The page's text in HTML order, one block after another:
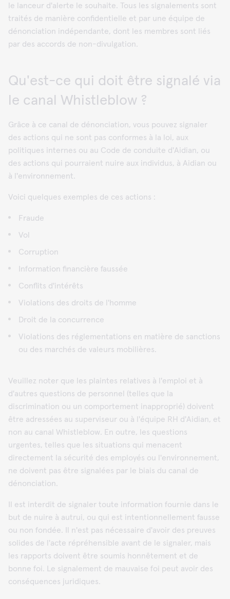
le lanceur d'alerte le souhaite. Tous les signalements sont
traités de manière confidentielle et par une équipe de
dénonciation indépendante, dont les membres sont liés
par des accords de non-divulgation.
Qu'est-ce qui doit être signalé via
le canal Whistleblow ?
Grâce à ce canal de dénonciation, vous pouvez signaler
des actions qui ne sont pas conformes à la loi, aux
politiques internes ou au Code de conduite d'Aidian, ou
des actions qui pourraient nuire aux individus, à Aidian ou
à l'environnement.
Voici quelques exemples de ces actions :
Fraude
Vol
Corruption
Information financière faussée
Conflits d'intérêts
Violations des droits de l'homme
Droit de la concurrence
Violations des réglementations en matière de sanctions
ou des marchés de valeurs mobilières.
Veuillez noter que les plaintes relatives à l'emploi et à
d'autres questions de personnel (telles que la
discrimination ou un comportement inapproprié) doivent
être adressées au superviseur ou à l'équipe RH d'Aidian, et
non au canal Whistleblow. En outre, les questions
urgentes, telles que les situations qui menacent
directement la sécurité des employés ou l'environnement,
ne doivent pas être signalées par le biais du canal de
dénonciation.
Il est interdit de signaler toute information fournie dans le
but de nuire à autrui, ou qui est intentionnellement fausse
ou non fondée. Il n'est pas nécessaire d'avoir des preuves
solides de l'acte répréhensible avant de le signaler, mais
les rapports doivent être soumis honnêtement et de
bonne foi. Le signalement de mauvaise foi peut avoir des
conséquences juridiques.